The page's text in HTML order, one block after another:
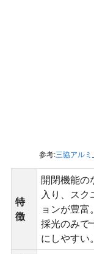
参考:三協アル
特
徴
開閉機能の
入り、スク
ョンが豊富。
採光のみで
にしやすい。